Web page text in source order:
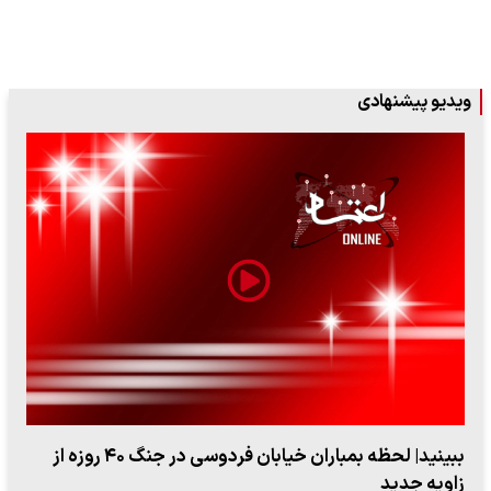
ویدیو پیشنهادی
اعتراض روزنامه اطلاعات از حملات به عادل فردوسی‌پور /
چرا می‌خواهید…